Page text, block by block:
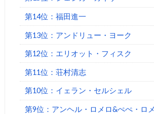
第14位：福田進一
第13位：アンドリュー・ヨーク
第12位：エリオット・フィスク
第11位：荘村清志
第10位：イェラン・セルシェル
第9位：アンヘル・ロメロ&ぺぺ・ロ